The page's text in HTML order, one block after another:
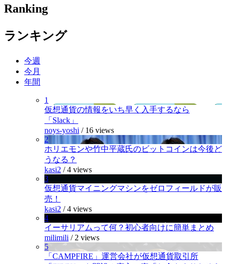
Ranking
ランキング
今週
今月
年間
1
仮想通貨の情報をいち早く入手するなら
「Slack」
noys-yoshi / 16 views
2
ホリエモンや竹中平蔵氏のビットコインは今後ど
うなる？
kasi2 /4 views
3
仮想通貨マイニングマシンをゼロフィールドが販
売！
kasi2 /4 views
4
イーサリアムって何？初心者向けに簡単まとめ
milimili / 2 views
5
「CAMPFIRE」運営会社が仮想通貨取引所